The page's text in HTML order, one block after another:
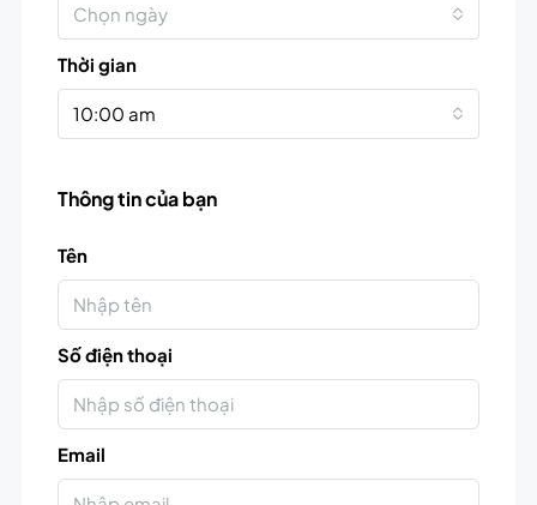
Chọn ngày
Thời gian
10:00 am
Thông tin của bạn
Tên
Số điện thoại
Email